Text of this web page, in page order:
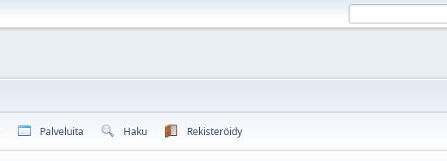
Palveluita Haku Rekisteröidy